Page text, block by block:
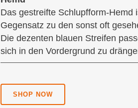
Das gestreifte Schlupfform-Hemd
Gegensatz zu den sonst oft
Die dezenten blauen Streifen
sich in den Vordergrund zu
SHOP NOW